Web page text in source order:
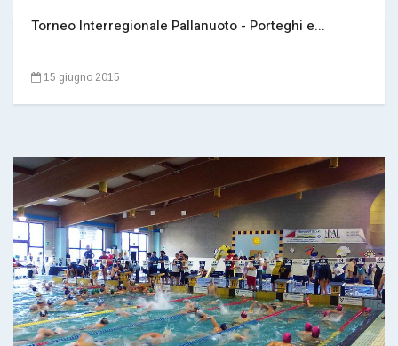
Torneo Interregionale Pallanuoto - Porteghi e...
15 giugno 2015